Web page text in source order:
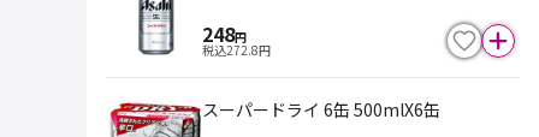
248円
税込272.8円
スーパードライ 6缶 500mlX6缶